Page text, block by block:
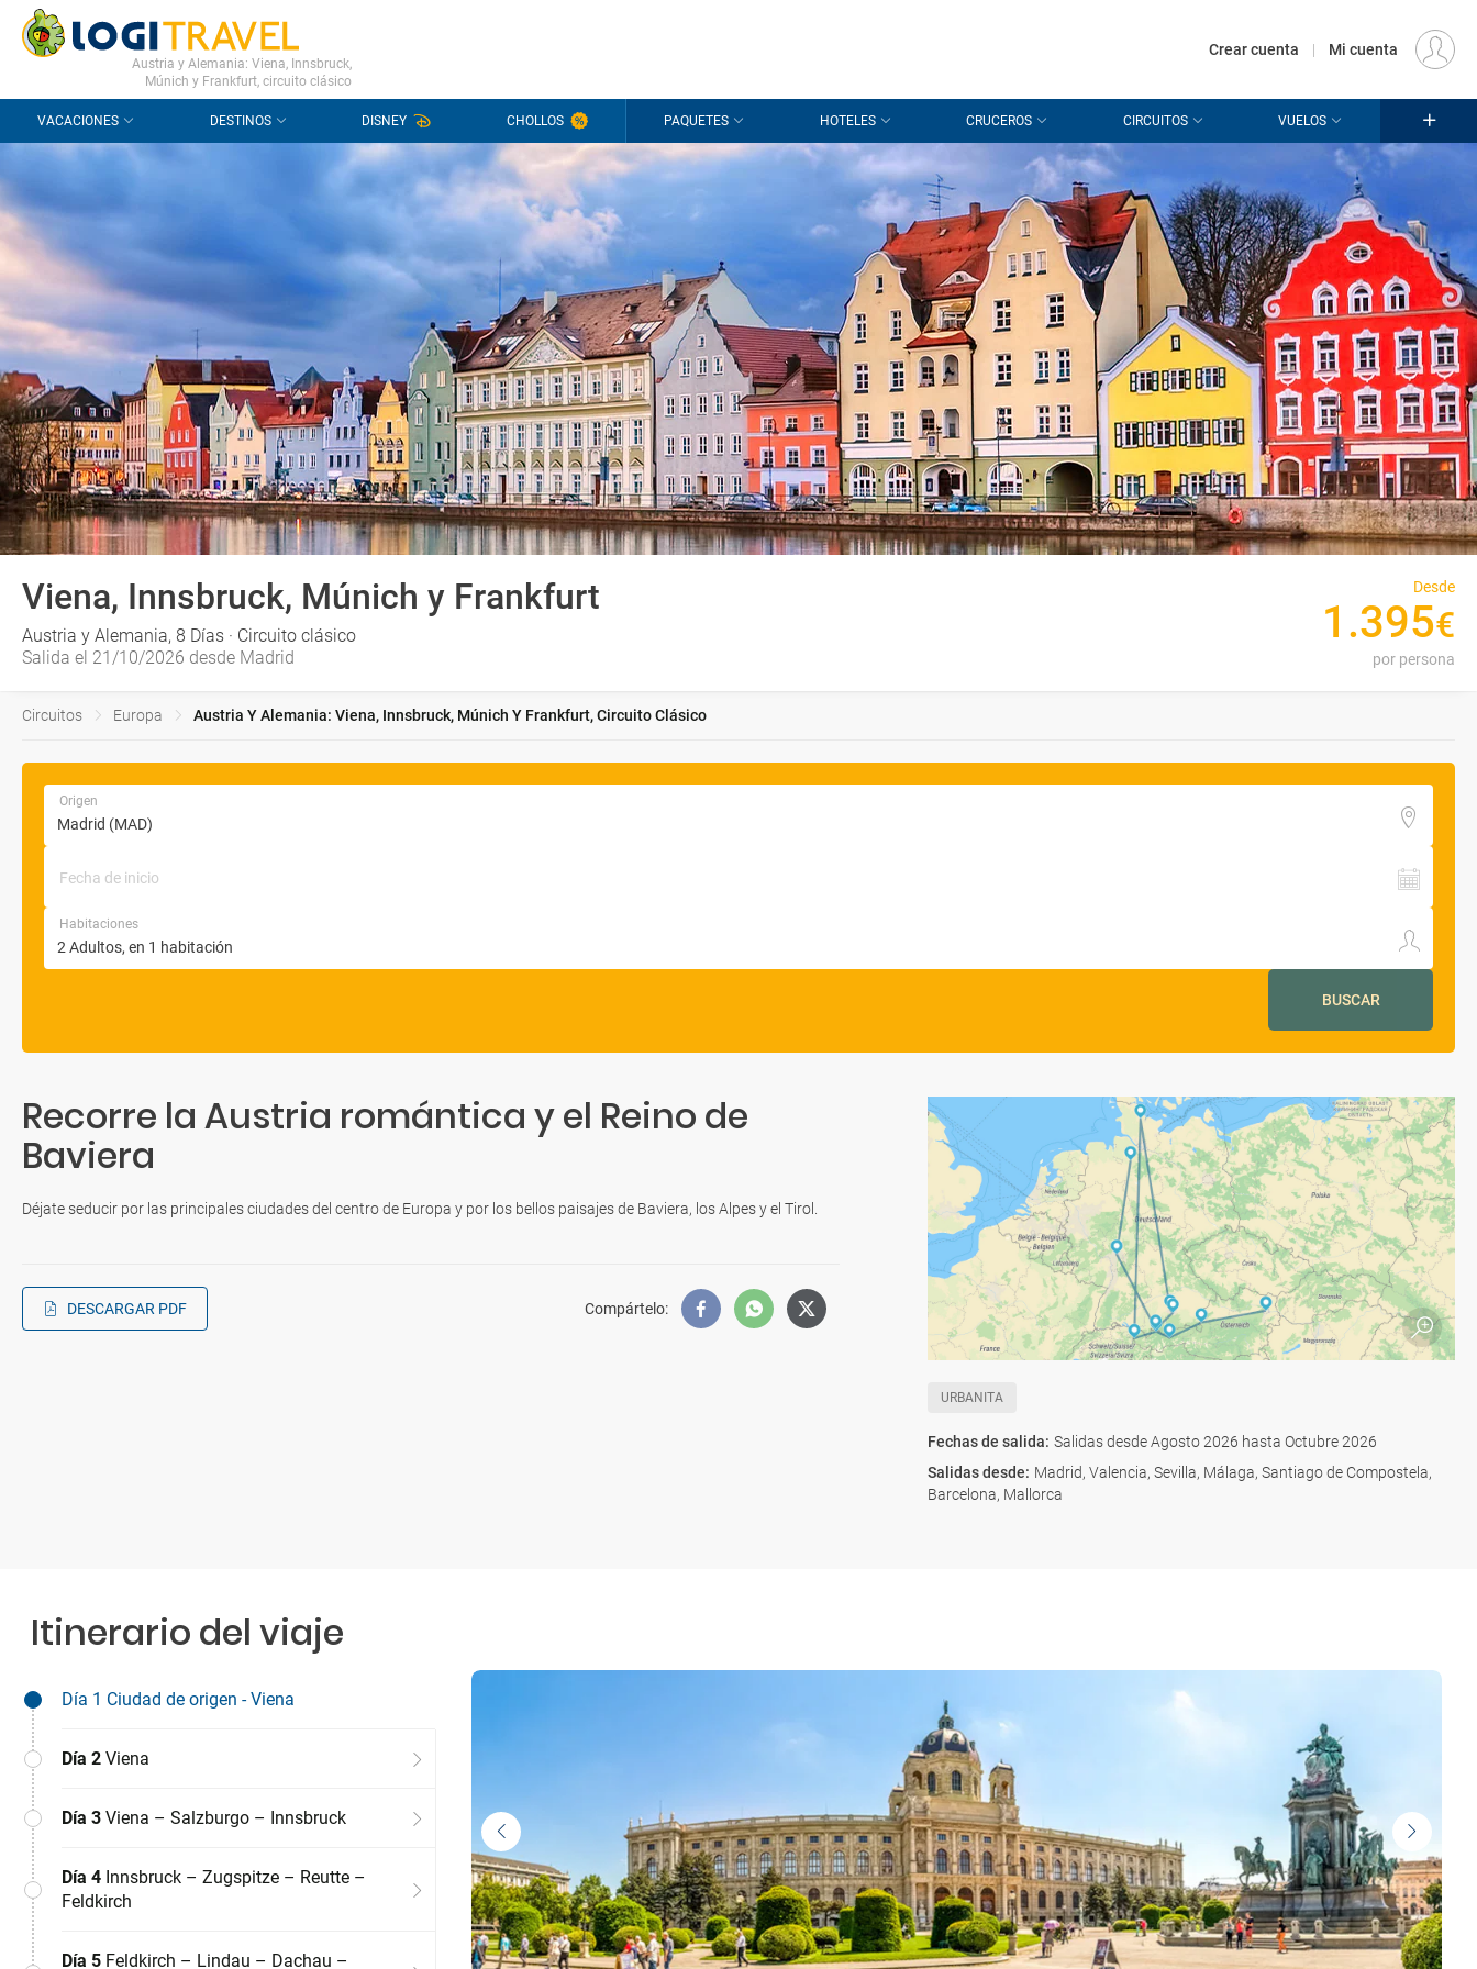
CONTACTO PREGUNTAS FRECUENTES
Austria y Alemania: Viena, Innsbruck,
Múnich y Frankfurt, circuito clásico
Crear cuenta | Mi cuenta
VACACIONES DESTINOS DISNEY CHOLLOS PAQUETES HOTELES CRUCEROS CIRCUITOS VUELOS
Viena, Innsbruck, Múnich y Frankfurt
Austria y Alemania, 8 Días · Circuito clásico
Salida el 21/10/2026 desde Madrid
Desde
1 .395€
por persona
Circuitos Europa Austria Y Alemania: Viena, Innsbruck, Múnich Y Frankfurt, Circuito Clásico
Origen
Fecha de inicio
Habitaciones
BUSCAR
Recorre la Austria romántica y el Reino de
Baviera
Déjate seducir por las principales ciudades del centro de Europa y por los bellos paisajes de Baviera, los Alpes y el Tirol.
DESCARGAR PDF Compártelo:
URBANITA
Fechas de salida: Salidas desde Agosto 2026 hasta Octubre 2026
Salidas desde: Madrid, Valencia, Sevilla, Málaga, Santiago de Compostela,
Barcelona, Mallorca
Itinerario del viaje
Día 1 Ciudad de origen - Viena
Día 2 Viena
Día 3 Viena – Salzburgo – Innsbruck
Día 4 Innsbruck – Zugspitze – Reutte –
Feldkirch
Día 5 Feldkirch – Lindau – Dachau –